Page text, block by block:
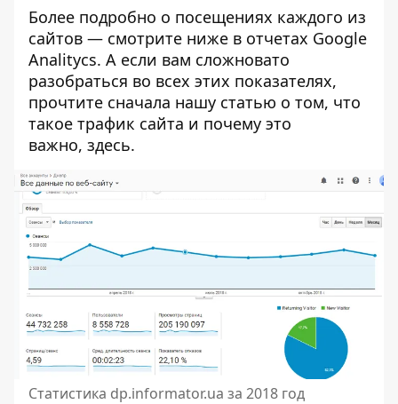
Более подробно о посещениях каждого из
сайтов — смотрите ниже в отчетах Google
Analitycs. А если вам сложновато
разобраться во всех этих показателях,
прочтите сначала нашу статью о том, что
такое трафик сайта и почему это
важно, здесь.
Статистика dp.informator.ua за 2018 год